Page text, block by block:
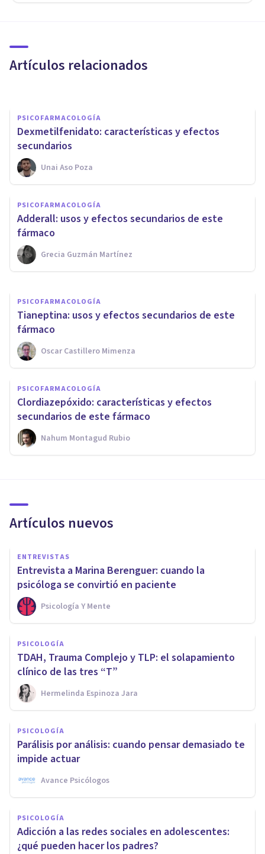
Artículos relacionados
¿Cómo dejar de tomar Orfidal?
PSICOFARMACOLOGÍA
Dexmetilfenidato: características y efectos
secundarios
Unai Aso Poza
PSICOFARMACOLOGÍA
Adderall: usos y efectos secundarios de este
fármaco
Grecia Guzmán Martínez
Bupropión: usos y efectos
secundarios de este fármaco
Oscar Castillero Mimenza
PSICOFARMACOLOGÍA
Tianeptina: usos y efectos secundarios de este
fármaco
Oscar Castillero Mimenza
PSICOFARMACOLOGÍA
Clordiazepóxido: características y efectos
secundarios de este fármaco
Nahum Montagud Rubio
Artículos nuevos
ENTREVISTAS
Entrevista a Marina Berenguer: cuando la
psicóloga se convirtió en paciente
Psicología Y Mente
PSICOLOGÍA
TDAH, Trauma Complejo y TLP: el solapamiento
clínico de las tres “T”
Hermelinda Espinoza Jara
PSICOLOGÍA
Parálisis por análisis: cuando pensar demasiado te
impide actuar
Avance Psicólogos
PSICOLOGÍA
Adicción a las redes sociales en adolescentes:
¿qué pueden hacer los padres?